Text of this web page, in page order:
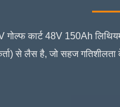
कार्ट 48V 150Ah
से लैस है, जो सहज